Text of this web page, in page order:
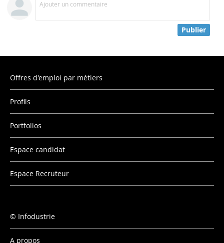
Ajouter un commentaire
Publier
Offres d'emploi par métiers
Profils
Portfolios
Espace candidat
Espace Recruteur
Infodustrie
A propos